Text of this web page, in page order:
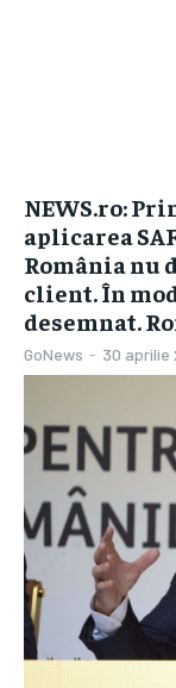
NEWS.ro:
aplicarea
România nu
client. În
desemnat.
GoNews - 30 aprilie